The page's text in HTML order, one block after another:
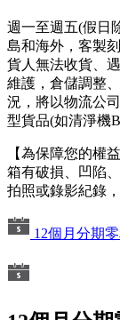
週一至週五(假日
島和海外，客製
貨人無法收貨、
維護，倉儲調整
況，將以物流公
型貨品(如清淨機
【為保障您的權
箱有破損、凹陷
拍照或錄影紀錄
12個月分期